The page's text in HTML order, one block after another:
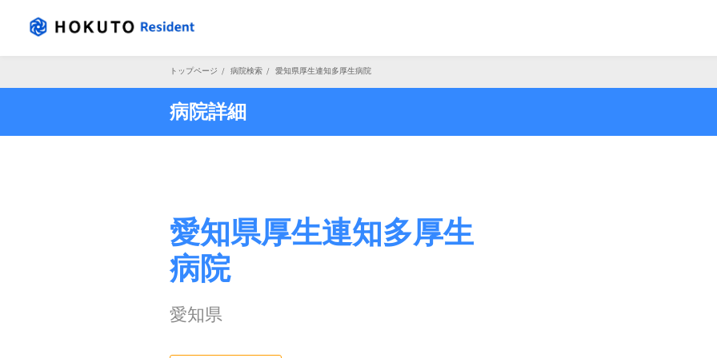
トップページ / 病院検索 / 愛知県厚生連知多厚生病院
病院詳細
愛知県厚生連知多厚生
病院
愛知県